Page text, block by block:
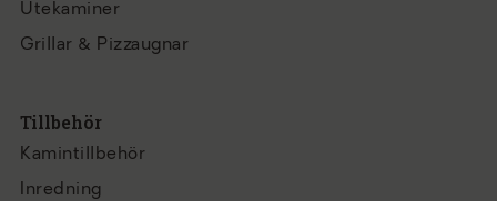
Utekaminer
Grillar & Pizzaugnar
Tillbehör
Kamintillbehör
Inredning